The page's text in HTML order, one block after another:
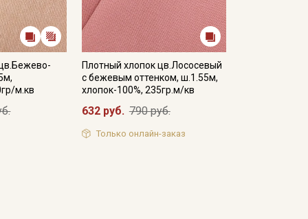
м.кв
Плотный хлопок цв.Лососевый
с бежевым оттенком, ш.1.55м,
хлопок-100%, 235гр.м/кв
632 руб. 790 руб.
Только онлайн-заказ